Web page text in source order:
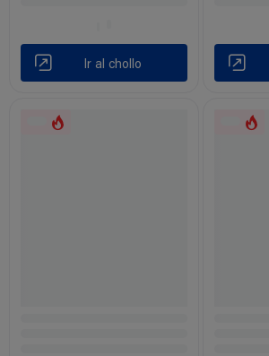
Ir al chollo